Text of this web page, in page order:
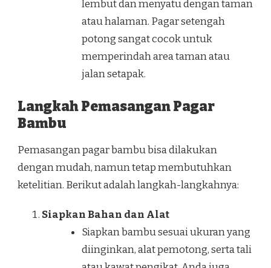
lembut dan menyatu dengan taman
atau halaman. Pagar setengah
potong sangat cocok untuk
memperindah area taman atau
jalan setapak.
Langkah Pemasangan Pagar
Bambu
Pemasangan pagar bambu bisa dilakukan
dengan mudah, namun tetap membutuhkan
ketelitian. Berikut adalah langkah-langkahnya:
Siapkan Bahan dan Alat
Siapkan bambu sesuai ukuran yang
diinginkan, alat pemotong, serta tali